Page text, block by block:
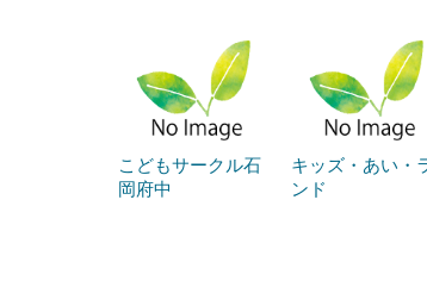
こどもサークル石
岡府中
キッズ・あい・
ンド